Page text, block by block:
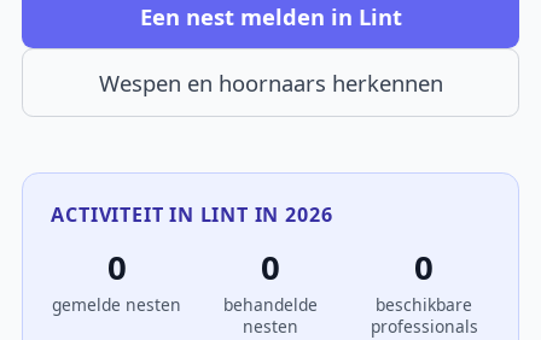
Een nest melden in Lint
Wespen en hoornaars herkennen
ACTIVITEIT IN LINT IN 2026
0
gemelde nesten
0
behandelde
nesten
0
beschikbare
professionals